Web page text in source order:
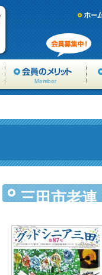
三田市老連